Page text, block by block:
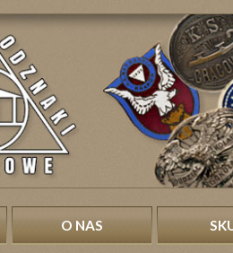
O NAS